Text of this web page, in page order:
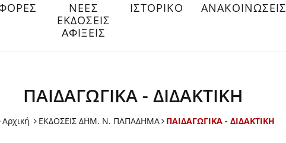
ΝΕΕΣ
ΕΚΔΟΣΕΙΣ
ΑΦΙΞΕΙΣ
ΙΣΤΟΡΙΚΟ ΑΝΑΚΟΙΝΩΣΕΙΣ
ΠΑΙΔΑΓΩΓΙΚΑ - ΔΙΔΑΚΤΙΚΗ
Αρχική ΕΚΔΟΣΕΙΣ ΔHM. Ν. ΠΑΠΑΔΗΜΑ ΠΑΙΔΑΓΩΓΙΚΑ - ΔΙΔΑΚΤΙΚΗ